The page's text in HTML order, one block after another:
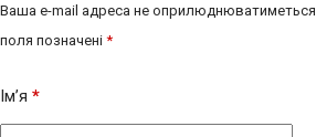
Ваша e-mail адреса не оприлюднюватиметься.
поля позначені *
Ім’я *